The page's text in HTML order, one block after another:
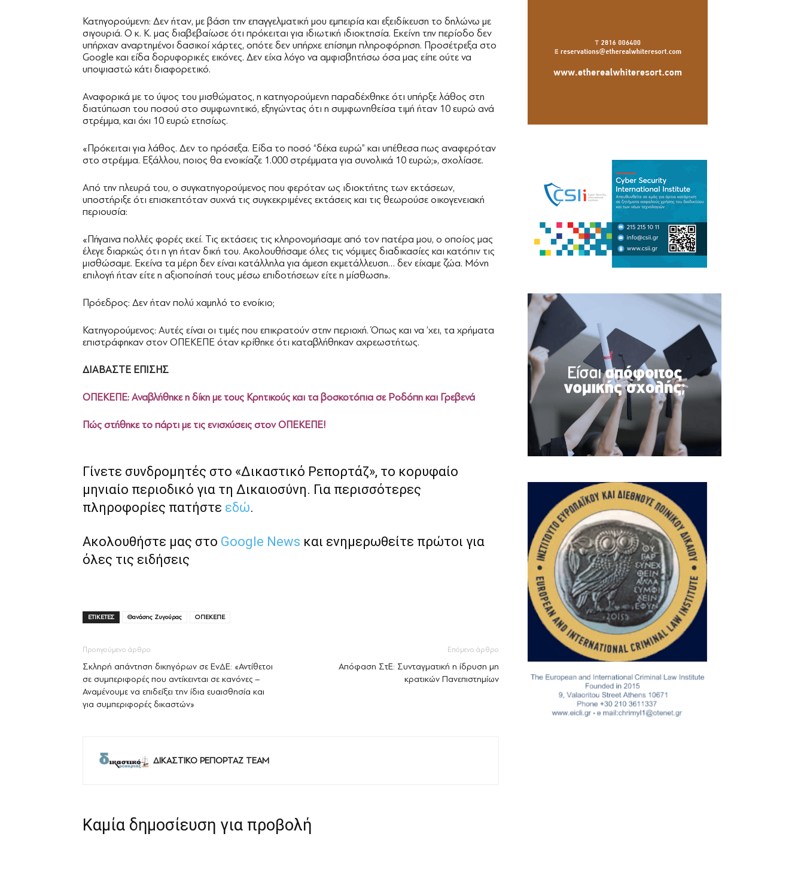
Κατηγορούμενη: Δεν ήταν, με βάση την επαγγελματική μου εμπειρία και εξειδίκευση το δηλώνω με
σιγουριά. Ο κ. Κ. μας διαβεβαίωσε ότι πρόκειται για ιδιωτική ιδιοκτησία. Εκείνη την περίοδο δεν
υπήρχαν αναρτημένοι δασικοί χάρτες, οπότε δεν υπήρχε επίσημη πληροφόρηση. Προσέτρεξα στο
Google και είδα δορυφορικές εικόνες. Δεν είχα λόγο να αμφισβητήσω όσα μας είπε ούτε να
υποψιαστώ κάτι διαφορετικό.
Αναφορικά με το ύψος του μισθώματος, η κατηγορούμενη παραδέχθηκε ότι υπήρξε λάθος στη
διατύπωση του ποσού στο συμφωνητικό, εξηγώντας ότι η συμφωνηθείσα τιμή ήταν 10 ευρώ ανά
στρέμμα, και όχι 10 ευρώ ετησίως.
«Πρόκειται για λάθος. Δεν το πρόσεξα. Είδα το ποσό “δέκα ευρώ” και υπέθεσα πως αναφερόταν
στο στρέμμα. Εξάλλου, ποιος θα ενοικίαζε 1.000 στρέμματα για συνολικά 10 ευρώ;», σχολίασε.
Από την πλευρά του, ο συγκατηγορούμενος που φερόταν ως ιδιοκτήτης των εκτάσεων,
υποστήριξε ότι επισκεπτόταν συχνά τις συγκεκριμένες εκτάσεις και τις θεωρούσε οικογενειακή
περιουσία:
«Πήγαινα πολλές φορές εκεί. Τις εκτάσεις τις κληρονομήσαμε από τον πατέρα μου, ο οποίος μας
έλεγε διαρκώς ότι η γη ήταν δική του. Ακολουθήσαμε όλες τις νόμιμες διαδικασίες και κατόπιν τις
μισθώσαμε. Εκείνα τα μέρη δεν είναι κατάλληλα για άμεση εκμετάλλευση… δεν είχαμε ζώα. Μόνη
επιλογή ήταν είτε η αξιοποίησή τους μέσω επιδοτήσεων είτε η μίσθωση».
Πρόεδρος: Δεν ήταν πολύ χαμηλό το ενοίκιο;
Κατηγορούμενος: Αυτές είναι οι τιμές που επικρατούν στην περιοχή. Όπως και να ’χει, τα χρήματα
επιστράφηκαν στον ΟΠΕΚΕΠΕ όταν κρίθηκε ότι καταβλήθηκαν αχρεωστήτως.
ΔΙΑΒΑΣΤΕ ΕΠΙΣΗΣ
ΟΠΕΚΕΠΕ: Αναβλήθηκε η δίκη με τους Κρητικούς και τα βοσκοτόπια σε Ροδόπη και Γρεβενά
Πώς στήθηκε το πάρτι με τις ενισχύσεις στον ΟΠΕΚΕΠΕ!
Γίνετε συνδρομητές στο «Δικαστικό Ρεπορτάζ», το κορυφαίο
μηνιαίο περιοδικό για τη Δικαιοσύνη. Για περισσότερες
πληροφορίες πατήστε εδώ.
Ακολουθήστε μας στο Google News και ενημερωθείτε πρώτοι για
όλες τις ειδήσεις
ΕΤΙΚΕΤΕΣ Θανάσης Ζυγούρας ΟΠΕΚΕΠΕ
Προηγούμενο άρθρο
Σκληρή απάντηση δικηγόρων σε ΕνΔΕ: «Αντίθετοι
σε συμπεριφορές που αντίκεινται σε κανόνες –
Αναμένουμε να επιδείξει την ίδια ευαισθησία και
για συμπεριφορές δικαστών»
Επόμενο άρθρο
Απόφαση ΣτΕ: Συνταγματική η ίδρυση μη
κρατικών Πανεπιστημίων
ΔΙΚΑΣΤΙΚΟ ΡΕΠΟΡΤΑΖ TEAM
Καμία δημοσίευση για προβολή